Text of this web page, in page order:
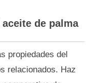
de palma
propiedades del
relacionados. Haz